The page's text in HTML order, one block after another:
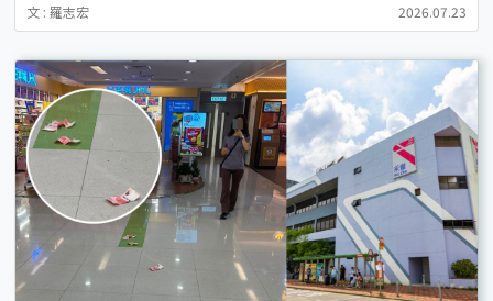
文 : 羅志宏 2026.07.23